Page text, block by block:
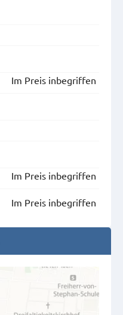
Im Preis inbegriffen
Im Preis inbegriffen
Im Preis inbegriffen